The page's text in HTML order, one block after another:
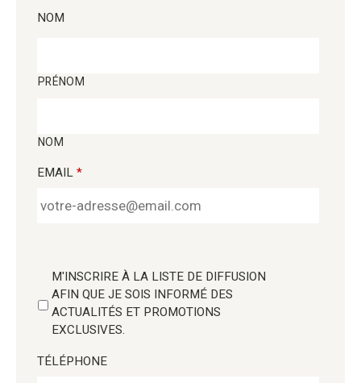
NOM
PRÉNOM
NOM
EMAIL *
M'INSCRIRE À LA LISTE DE DIFFUSION
AFIN QUE JE SOIS INFORMÉ DES
ACTUALITÉS ET PROMOTIONS
EXCLUSIVES.
TÉLÉPHONE